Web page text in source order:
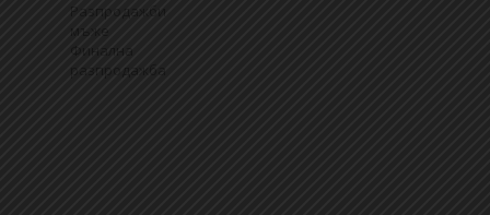
Разпродажби
мъже
Финална
разпродажба